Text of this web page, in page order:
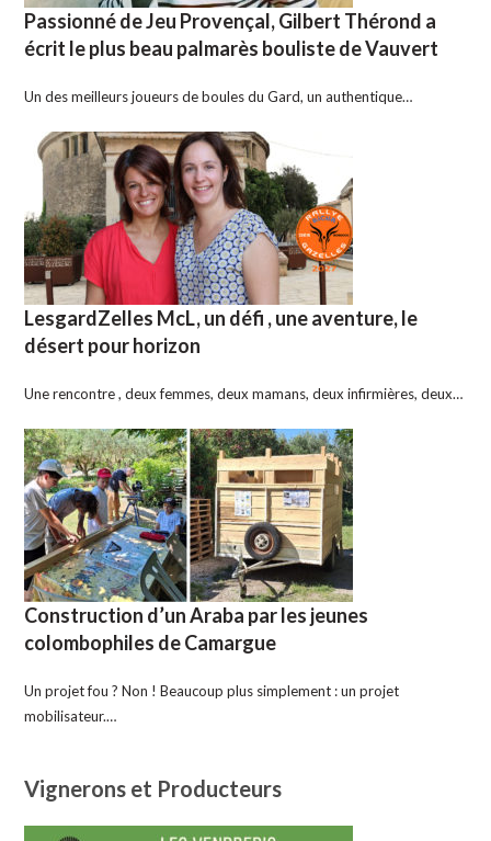
Passionné de Jeu Provençal, Gilbert Thérond a
écrit le plus beau palmarès bouliste de Vauvert
Un des meilleurs joueurs de boules du Gard, un authentique…
LesgardZelles McL, un défi , une aventure, le
désert pour horizon
Une rencontre , deux femmes, deux mamans, deux infirmières, deux…
Construction d’un Araba par les jeunes
colombophiles de Camargue
Un projet fou ? Non ! Beaucoup plus simplement : un projet
mobilisateur.…
Vignerons et Producteurs